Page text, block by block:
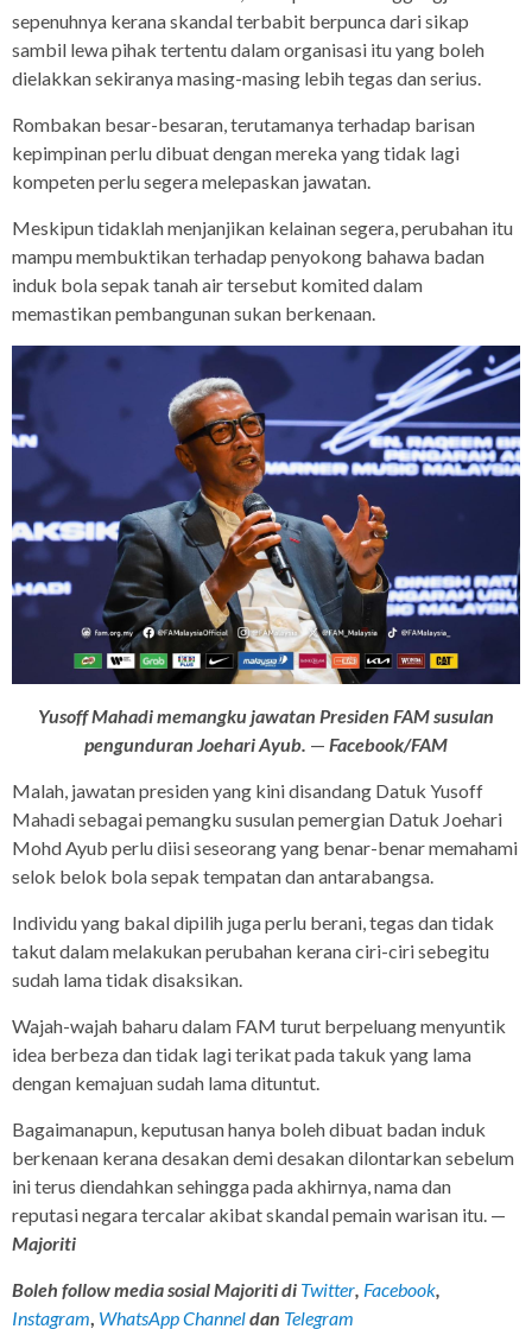
sepenuhnya kerana skandal terbabit berpunca dari sikap
sambil lewa pihak tertentu dalam organisasi itu yang boleh
dielakkan sekiranya masing-masing lebih tegas dan serius.
Rombakan besar-besaran, terutamanya terhadap barisan
kepimpinan perlu dibuat dengan mereka yang tidak lagi
kompeten perlu segera melepaskan jawatan.
Meskipun tidaklah menjanjikan kelainan segera, perubahan itu
mampu membuktikan terhadap penyokong bahawa badan
induk bola sepak tanah air tersebut komited dalam
memastikan pembangunan sukan berkenaan.
Yusoff Mahadi memangku jawatan Presiden FAM susulan
pengunduran Joehari Ayub. — Facebook/FAM
Malah, jawatan presiden yang kini disandang Datuk Yusoff
Mahadi sebagai pemangku susulan pemergian Datuk Joehari
Mohd Ayub perlu diisi seseorang yang benar-benar memahami
selok belok bola sepak tempatan dan antarabangsa.
Individu yang bakal dipilih juga perlu berani, tegas dan tidak
takut dalam melakukan perubahan kerana ciri-ciri sebegitu
sudah lama tidak disaksikan.
Wajah-wajah baharu dalam FAM turut berpeluang menyuntik
idea berbeza dan tidak lagi terikat pada takuk yang lama
dengan kemajuan sudah lama dituntut.
Bagaimanapun, keputusan hanya boleh dibuat badan induk
berkenaan kerana desakan demi desakan dilontarkan sebelum
ini terus diendahkan sehingga pada akhirnya, nama dan
reputasi negara tercalar akibat skandal pemain warisan itu. —
Majoriti
Boleh follow media sosial Majoriti di Twitter, Facebook,
Instagram, WhatsApp Channeldan Telegram